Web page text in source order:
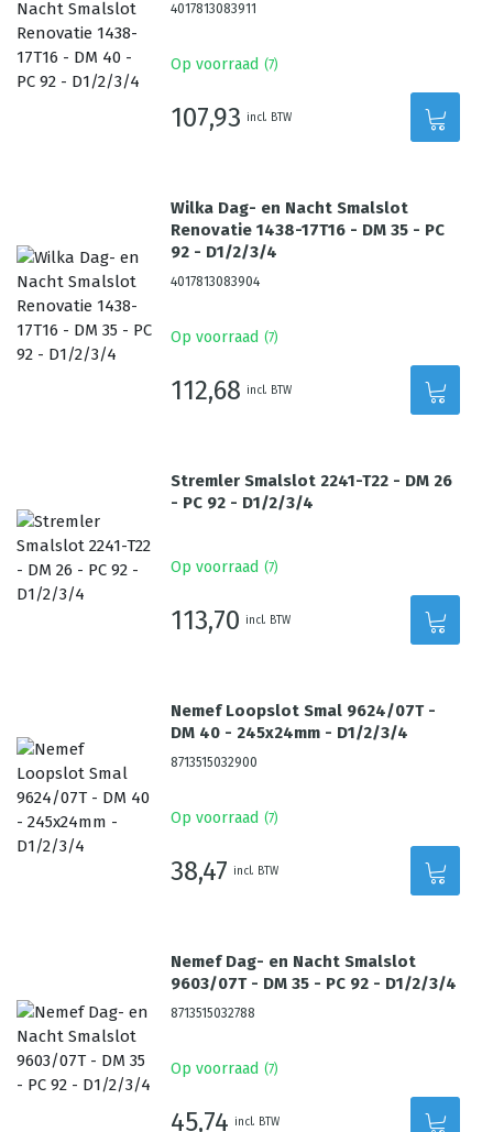
4017813083911
Op voorraad (7)
107,93 incl. BTW
Wilka Dag- en Nacht Smalslot
Renovatie 1438-17T16 - DM 35 - PC
92 - D1/2/3/4
4017813083904
Op voorraad (7)
112,68 incl. BTW
Stremler Smalslot 2241-T22 - DM 26
- PC 92 - D1/2/3/4
Op voorraad (7)
113,70 incl. BTW
Nemef Loopslot Smal 9624/07T -
DM 40 - 245x24mm - D1/2/3/4
8713515032900
Op voorraad (7)
38,47 incl. BTW
Nemef Dag- en Nacht Smalslot
9603/07T - DM 35 - PC 92 - D1/2/3/4
8713515032788
Op voorraad (7)
45,74 incl. BTW